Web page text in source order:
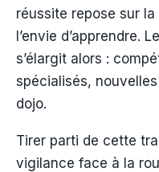
réussite repose sur
l’envie d’apprendre.
s’élargit alors :
spécialisés,
dojo.
Tirer parti de cette
vigilance face à la